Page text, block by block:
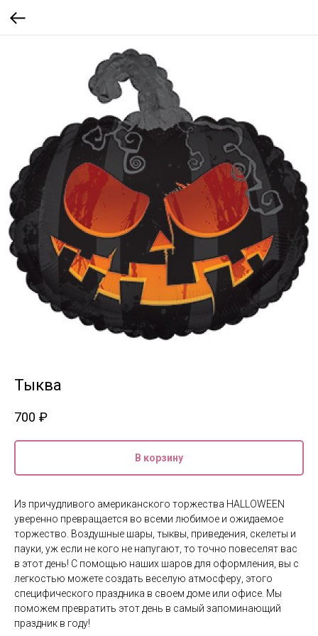
Тыква
700 ₽
В корзину
Из причудливого американского торжества HALLOWEEN
уверенно превращается во всеми любимое и ожидаемое
торжество. Воздушные шары, тыквы, приведения, скелеты и
пауки, уж если не кого не напугают, то точно повеселят вас
в этот день! С помощью наших шаров для оформления, вы с
легкостью можете создать веселую атмосферу, этого
специфического праздника в своем доме или офисе. Мы
поможем превратить этот день в самый запоминающий
праздник в году!